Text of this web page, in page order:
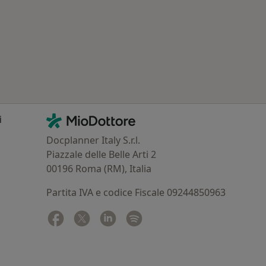
Contatti
MioDottore - Homepage
Docplanner Italy S.r.l.
Piazzale delle Belle Arti 2
00196 Roma (RM), Italia
Partita IVA e codice Fiscale 09244850963
Facebook
si apre in una nuova scheda
Twitter
si apre in una nuova scheda
Linkedin
si apre in una nuova scheda